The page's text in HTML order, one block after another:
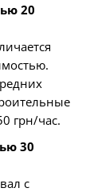
20
грн/час.
30
с